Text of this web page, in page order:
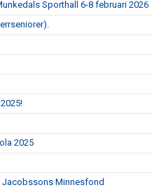
Sporthall 6-8 februari 2026
2025
Minnesfond